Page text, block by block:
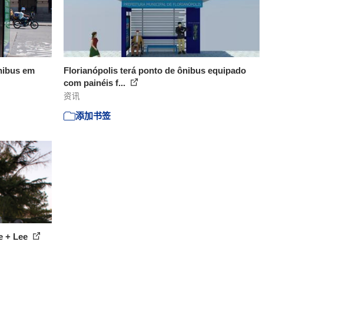
em
Florianópolis terá ponto de ônibus equipado
com painéis f...
资讯
添加书签
+ Lee